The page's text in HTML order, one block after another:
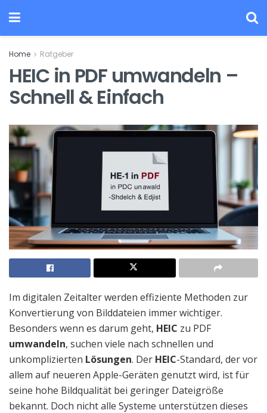
Home Ratgeber
HEIC in PDF umwandeln –
Schnell & Einfach
Im digitalen Zeitalter werden effiziente Methoden zur
Konvertierung von Bilddateien immer wichtiger.
Besonders wenn es darum geht, HEIC zu PDF
umwandeln, suchen viele nach schnellen und
unkomplizierten Lösungen. Der HEIC-Standard, der vor
allem auf neueren Apple-Geräten genutzt wird, ist für
seine hohe Bildqualität bei geringer Dateigröße
bekannt. Doch nicht alle Systeme unterstützen dieses